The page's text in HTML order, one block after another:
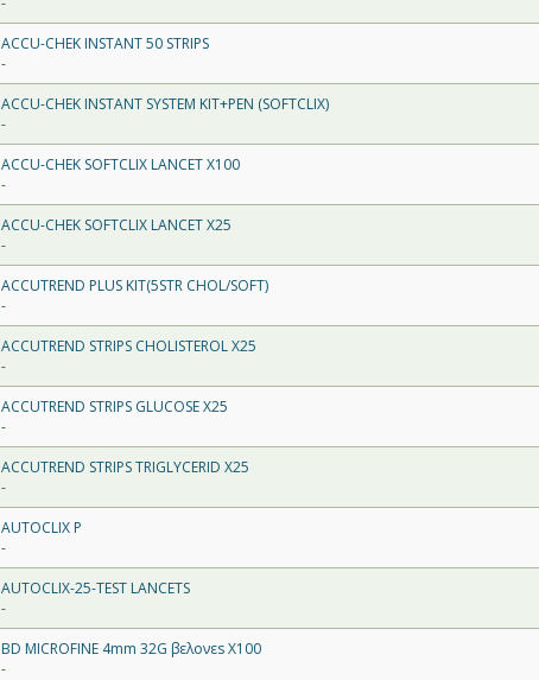
ACCU-CHEK INSTANT 50 STRIPS
-
ACCU-CHEK INSTANT SYSTEM KIT+PEN (SOFTCLIX)
-
ACCU-CHEK SOFTCLIX LANCET X100
-
ACCU-CHEK SOFTCLIX LANCET X25
-
ACCUTREND PLUS KIT(5STR CHOL/SOFT)
-
ACCUTREND STRIPS CHOLISTEROL X25
-
ACCUTREND STRIPS GLUCOSE X25
-
ACCUTREND STRIPS TRIGLYCERID X25
-
AUTOCLIX P
-
AUTOCLIX-25-TEST LANCETS
-
BD MICROFINE 4mm 32G βελονεs X100
-